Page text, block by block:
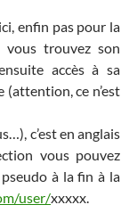
enfin pas pour la
vous trouvez son
accès à sa
(attention, ce n’est
c’est en anglais
vous pouvez
à la fin à la
user/xxxxx.